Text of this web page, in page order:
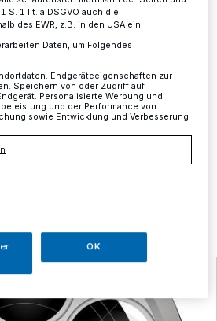
10. November, 20 Uhr,
Kino Mettmann in
der
Wülfrath den nächsten
wird der Film „Nur eine Frau“
S. 1 lit. a DSGVO auch die
des EWR, z.B. in den USA ein.
Daten, um Folgendes
Endgeräteeigenschaften zur
Speichern von oder Zugriff auf
Personalisierte Werbung und
und der Performance von
sowie Entwicklung und Verbesserung
OK